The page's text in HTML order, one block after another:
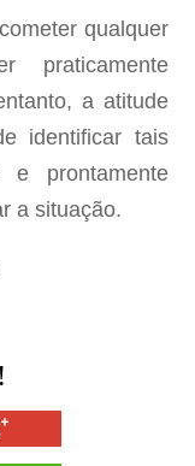
qualquer
praticamente
a atitude
identificar tais
prontamente
a situação.